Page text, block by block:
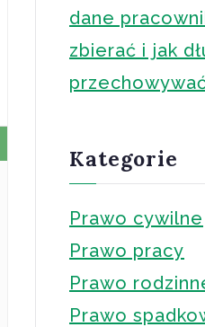
dane
zbierać i jak
Kategorie
Prawo cywilne
Prawo pracy
Prawo
Prawo